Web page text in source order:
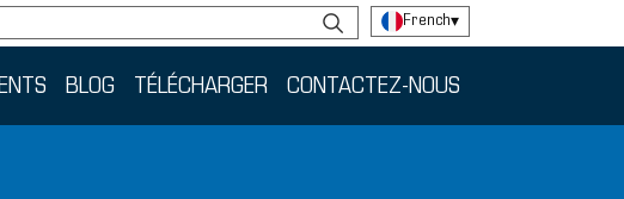
French▾
BLOG TÉLÉCHARGER CONTACTEZ-NOUS